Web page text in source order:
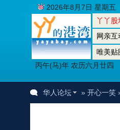
丫丫股
网亲互
唯美贴
丙午(马)年 农历六月廿四
2026年8月7日 星期五
华人论坛 » 开心一笑